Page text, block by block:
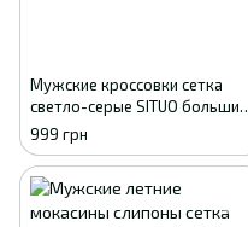
Мужские кроссовки сетка
светло-серые SITUO большие
размеры батал 41
999 грн